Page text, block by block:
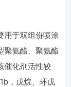
用于双组份喷涂
聚氨酯、聚氨酯
催化剂活性较
，戊烷、环戊